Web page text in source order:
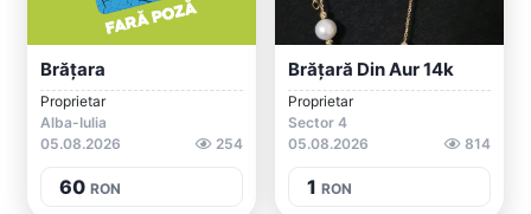
Brățara
Proprietar
Alba-Iulia
05.08.2026
254
60 RON
Brățară Din Aur 14k
Proprietar
Sector 4
05.08.2026
814
1 RON